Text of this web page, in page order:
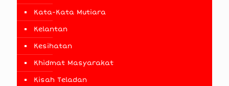
Kata-Kata Mutiara
Kelantan
Kesihatan
Khidmat Masyarakat
Kisah Teladan